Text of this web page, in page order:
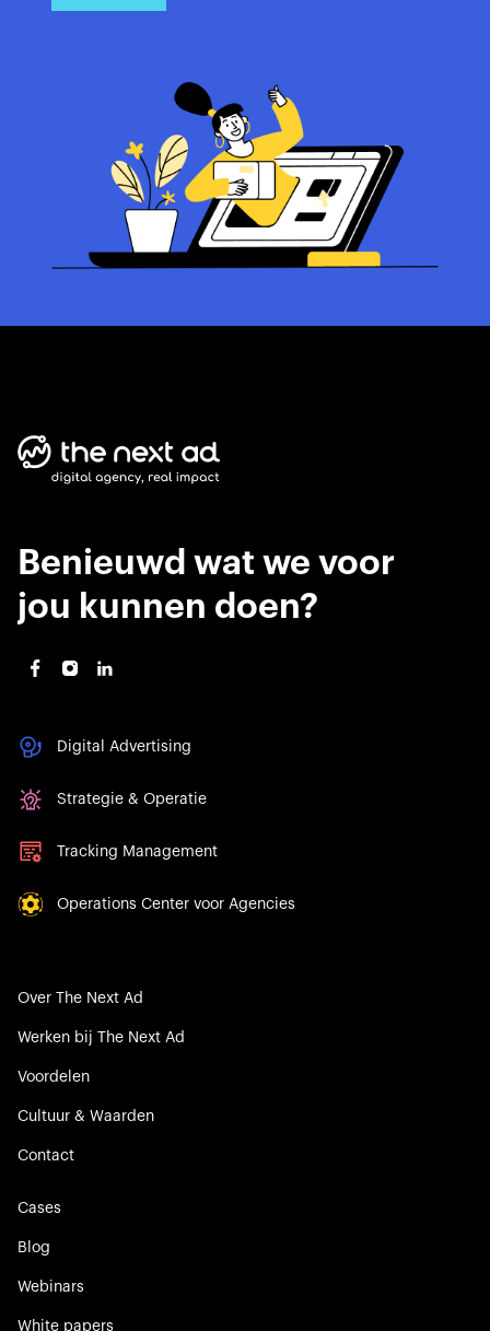
Benieuwd wat we voor
jou kunnen doen?
Digital Advertising
Strategie & Operatie
Tracking Management
Operations Center voor Agencies
Over The Next Ad
Werken bij The Next Ad
Voordelen
Cultuur & Waarden
Contact
Cases
Blog
Webinars
White papers